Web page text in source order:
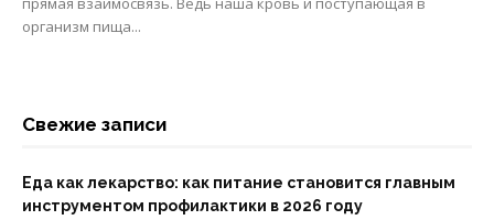
организм пища...
Свежие записи
Еда как лекарство: как питание становится главным
инструментом профилактики в 2026 году